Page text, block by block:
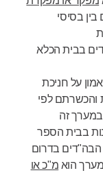
בסיסי
בבית הכלא
על חניכת
והכשרתם לפי
זה
בבית הספר
13) שבעיר הבה"דים בדרום
הוא מ"כ או